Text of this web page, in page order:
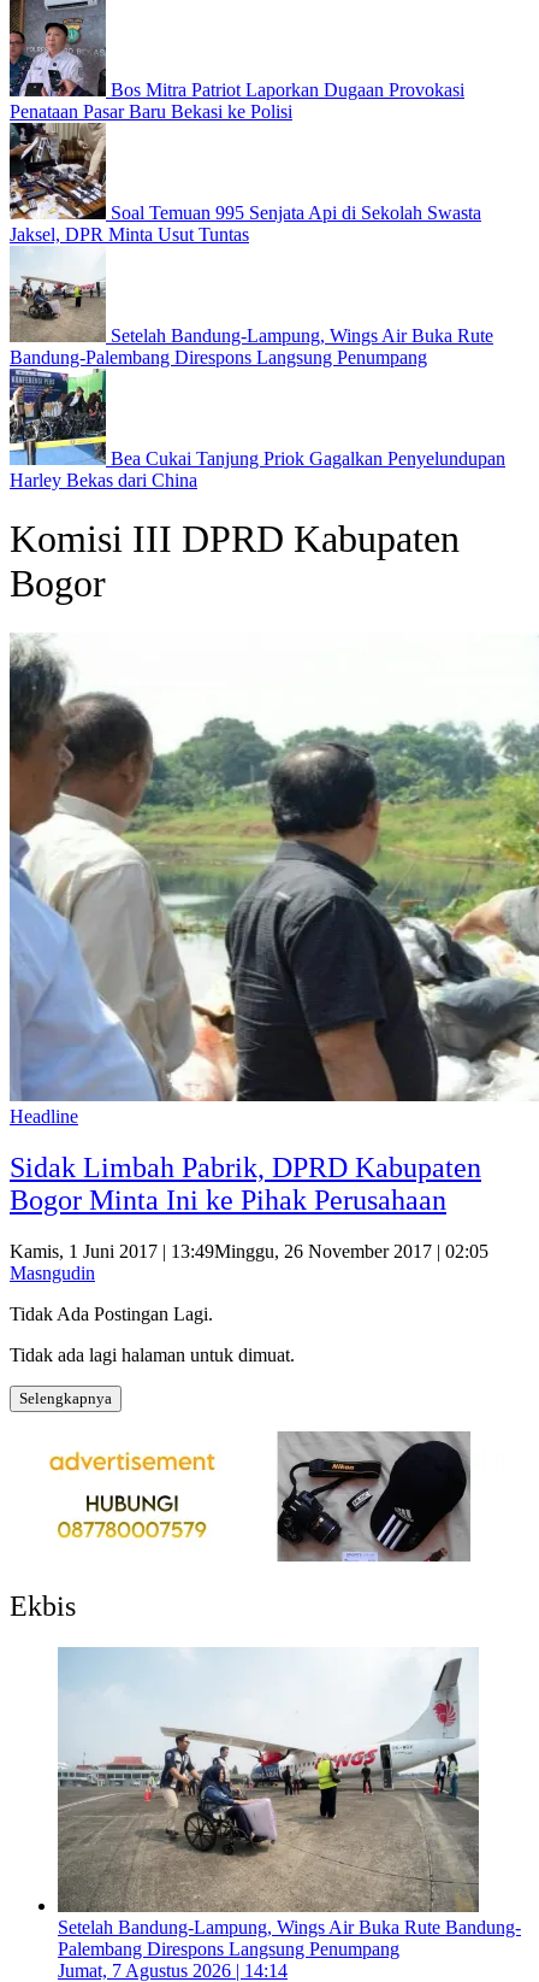
Bos Mitra Patriot Laporkan Dugaan Provokasi
Penataan Pasar Baru Bekasi ke Polisi
Soal Temuan 995 Senjata Api di Sekolah Swasta
Jaksel, DPR Minta Usut Tuntas
Setelah Bandung-Lampung, Wings Air Buka Rute
Bandung-Palembang Direspons Langsung Penumpang
Bea Cukai Tanjung Priok Gagalkan Penyelundupan
Harley Bekas dari China
Komisi III DPRD Kabupaten
Bogor
Headline
Sidak Limbah Pabrik, DPRD Kabupaten
Bogor Minta Ini ke Pihak Perusahaan
Kamis, 1 Juni 2017 | 13:49Minggu, 26 November 2017 | 02:05
Masngudin
Tidak Ada Postingan Lagi.
Tidak ada lagi halaman untuk dimuat.
Selengkapnya
Ekbis
Setelah Bandung-Lampung, Wings Air Buka Rute Bandung-
Palembang Direspons Langsung Penumpang
Jumat, 7 Agustus 2026 | 14:14